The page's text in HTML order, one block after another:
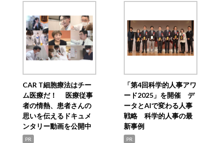
CAR T細胞療法はチー
ム医療だ！ 医療従事
者の情熱、患者さんの
思いを伝えるドキュメ
ンタリー動画を公開中
PR
「第4回科学的人事アワ
ード2025」を開催 デ
ータとAIで変わる人事
戦略 科学的人事の最
新事例
PR